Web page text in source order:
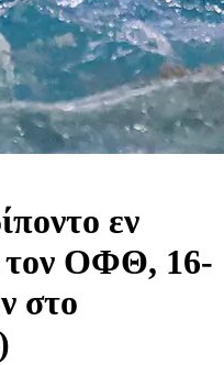
εν
τον ΟΦΘ, 16-
στο